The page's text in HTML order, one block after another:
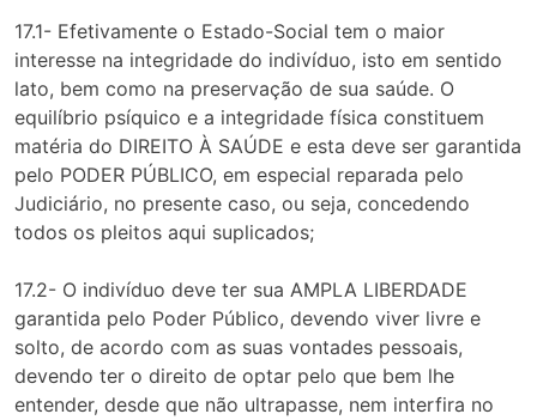
17.1- Efetivamente o Estado-Social tem o maior
interesse na integridade do indivíduo, isto em sentido
lato, bem como na preservação de sua saúde. O
equilíbrio psíquico e a integridade física constituem
matéria do DIREITO À SAÚDE e esta deve ser garantida
pelo PODER PÚBLICO, em especial reparada pelo
Judiciário, no presente caso, ou seja, concedendo
todos os pleitos aqui suplicados;
17.2- O indivíduo deve ter sua AMPLA LIBERDADE
garantida pelo Poder Público, devendo viver livre e
solto, de acordo com as suas vontades pessoais,
devendo ter o direito de optar pelo que bem lhe
entender, desde que não ultrapasse, nem interfira no